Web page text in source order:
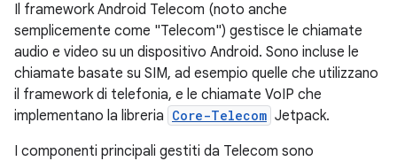
Il framework Android Telecom (noto anche
semplicemente come "Telecom") gestisce le chiamate
audio e video su un dispositivo Android. Sono incluse le
chiamate basate su SIM, ad esempio quelle che utilizzano
il framework di telefonia, e le chiamate VoIP che
implementano la libreria Core-Telecom Jetpack.
I componenti principali gestiti da Telecom sono